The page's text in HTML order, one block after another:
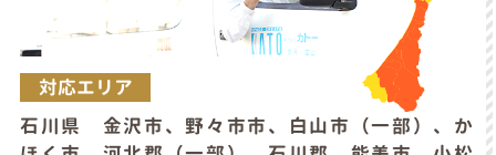
対応エリア
石川県 金沢市、野々市市、白山市（一部）、か